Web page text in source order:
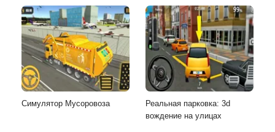
Симулятор Мусоровоза
Реальная парковка: 3d
вождение на улицах